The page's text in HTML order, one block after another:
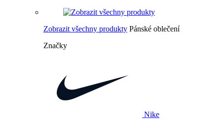
Zobrazit všechny produkty Pánské oblečení
Značky
Nike